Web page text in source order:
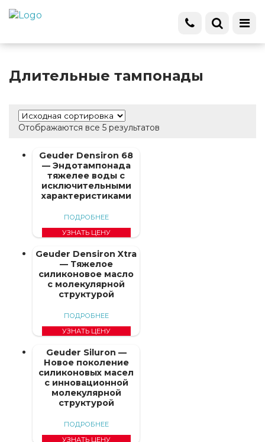
Длительные тампонады
Отображаются все 5 результатов
Geuder Densiron 68
— Эндотампонада
тяжелее воды с
исключительными
характеристиками
ПОДРОБНЕЕ
УЗНАТЬ ЦЕНУ
Geuder Densiron Xtra
— Тяжелое
силиконовое масло
с молекулярной
структурой
ПОДРОБНЕЕ
УЗНАТЬ ЦЕНУ
Geuder Siluron —
Новое поколение
силиконовых масел
с инновационной
молекулярной
структурой
ПОДРОБНЕЕ
УЗНАТЬ ЦЕНУ